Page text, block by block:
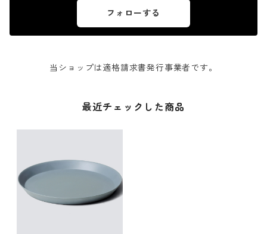
フォローする
当ショップは適格請求書発行事業者です。
最近チェックした商品